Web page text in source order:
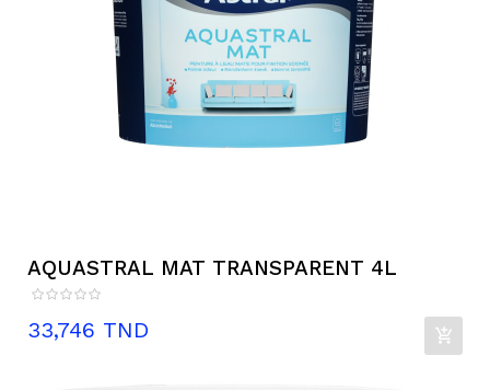
AQUASTRAL MAT TRANSPARENT 4L
Prix
33,746 TND